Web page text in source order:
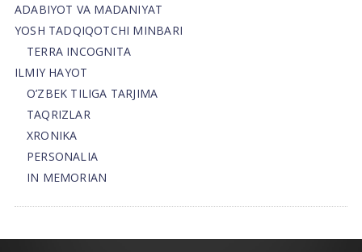
ADABIYOT VA MADANIYAT
YOSH TADQIQOTCHI MINBARI
TERRA INCOGNITA
ILMIY HAYOT
O’ZBEK TILIGA TARJIMA
TAQRIZLAR
XRONIKA
PERSONALIA
IN MEMORIAN